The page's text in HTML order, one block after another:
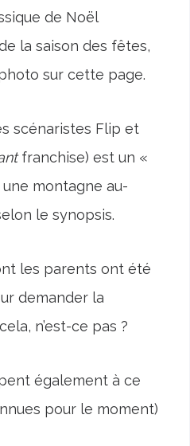
de Noël
la saison des fêtes,
sur cette page.
scénaristes Flip et
franchise) est un «
montagne au-
le synopsis.
les parents ont été
demander la
n’est-ce pas ?
également à ce
pour le moment)